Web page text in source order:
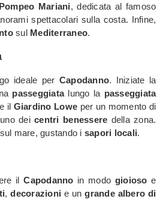
Mariani, dedicata al famoso
spettacolari sulla costa. Infine,
sul Mediterraneo.
ideale per Capodanno. Iniziate la
passeggiatalungo la passeggiata
il Giardino Lowe per un momento di
deicentri benessere della zona.
mare, gustando i sapori locali.
ilCapodanno in modo gioioso e
,decorazioni e ungrande albero di